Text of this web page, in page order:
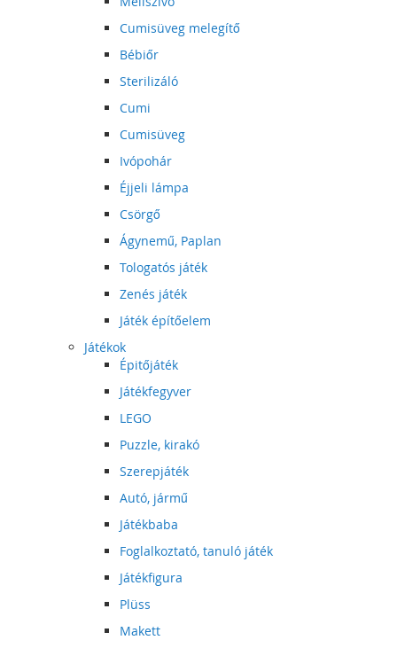
Cumisüveg melegítő
Bébiőr
Sterilizáló
Cumi
Cumisüveg
Ivópohár
Éjjeli lámpa
Csörgő
Ágynemű, Paplan
Tologatós játék
Zenés játék
Játék építőelem
Játékok
Épitőjáték
Játékfegyver
LEGO
Puzzle, kirakó
Szerepjáték
Autó, jármű
Játékbaba
Foglalkoztató, tanuló játék
Játékfigura
Plüss
Makett